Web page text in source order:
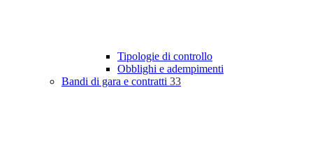
Tipologie di controllo
Obblighi e adempimenti
Bandi di gara e contratti 33